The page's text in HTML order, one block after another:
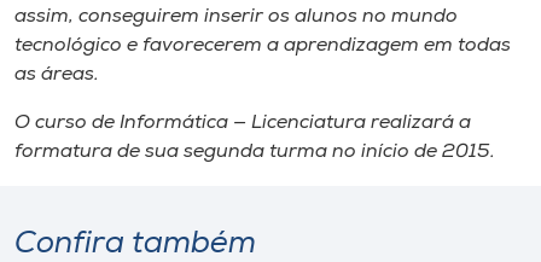
assim, conseguirem inserir os alunos no mundo
tecnológico e favorecerem a aprendizagem em todas
as áreas.
O curso de Informática — Licenciatura realizará a
formatura de sua segunda turma no início de 2015.
Confira também